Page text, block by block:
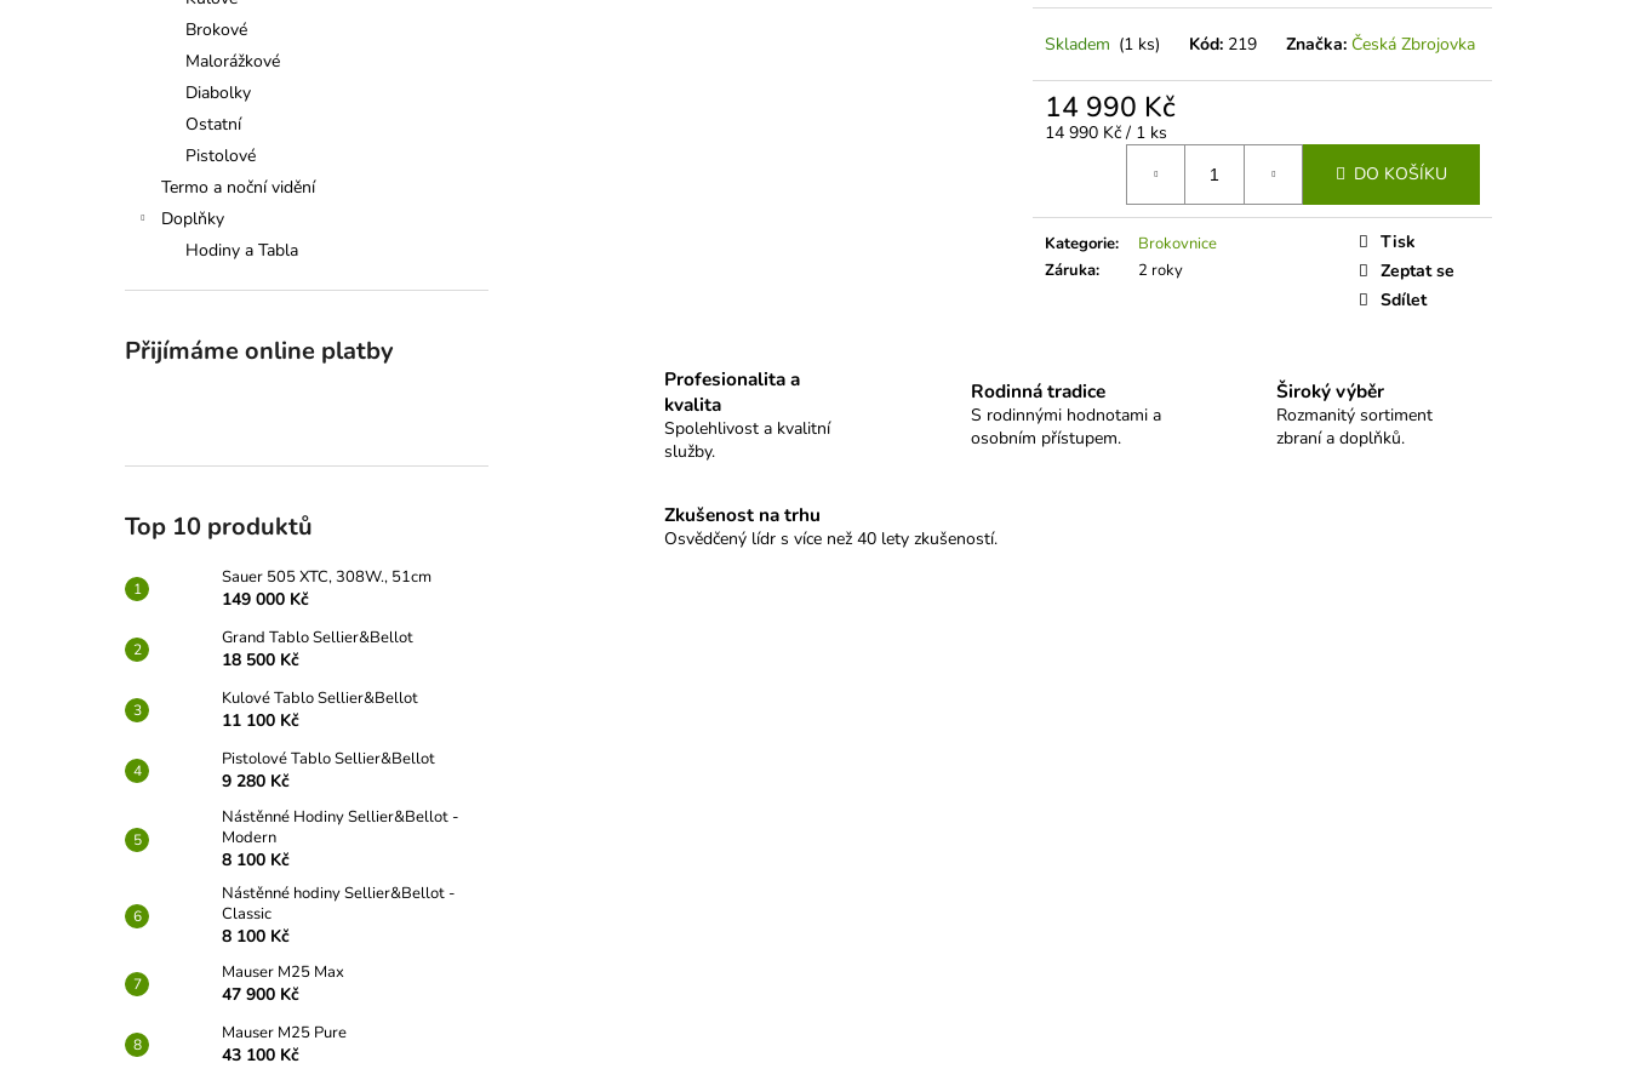
Brokové
Malorážkové
Diabolky
Ostatní
Pistolové
Termo a noční vidění
Doplňky
Hodiny a Tabla
Přijímáme online platby
Top 10 produktů
Sauer 505 XTC, 308W., 51cm
149 000 Kč
Grand Tablo Sellier&Bellot
18 500 Kč
Kulové Tablo Sellier&Bellot
11 100 Kč
Pistolové Tablo Sellier&Bellot
9 280 Kč
Nástěnné Hodiny Sellier&Bellot -
Modern
8 100 Kč
Nástěnné hodiny Sellier&Bellot -
Classic
8 100 Kč
Mauser M25 Max
47 900 Kč
Mauser M25 Pure
43 100 Kč
Skladem (1 ks) Kód: 219 Značka: Česká Zbrojovka
14 990 Kč
Měrná
14 990 Kč / 1 ks
DO KOŠÍKU
Kategorie:
Brokovnice
Záruka: 2 roky
Tisk
Zeptat se
Sdílet
Profesionalita a
kvalita
Spolehlivost a kvalitní
služby.
Rodinná tradice
S rodinnými hodnotami a
osobním přístupem.
Široký výběr
Rozmanitý sortiment
zbraní a doplňků.
Zkušenost na trhu
Osvědčený lídr s více než 40 lety zkušeností.
149 000 Kč